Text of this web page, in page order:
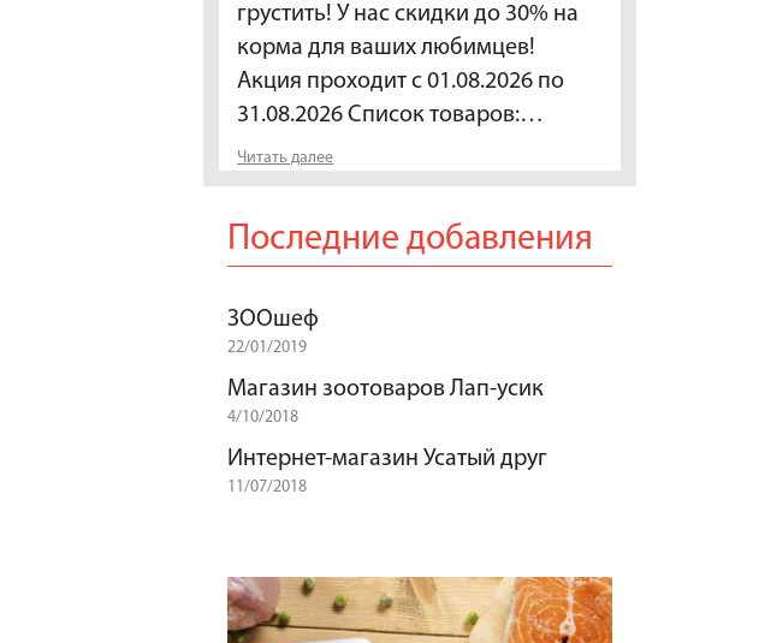
грустить! У нас скидки до 30% на
корма для ваших любимцев!
Акция проходит с 01.08.2026 по
31.08.2026 Список товаров:…
Читать далее
Последние добавления
ЗООшеф
22/01/2019
Магазин зоотоваров Лап-усик
4/10/2018
Интернет-магазин Усатый друг
11/07/2018